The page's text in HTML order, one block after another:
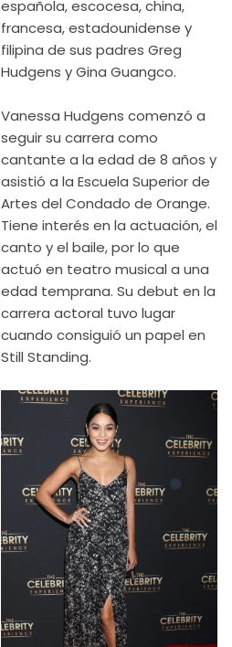
española, escocesa, china,
francesa, estadounidense y
filipina de sus padres Greg
Hudgens y Gina Guangco.
Vanessa Hudgens comenzó a
seguir su carrera como
cantante a la edad de 8 años y
asistió a la Escuela Superior de
Artes del Condado de Orange.
Tiene interés en la actuación, el
canto y el baile, por lo que
actuó en teatro musical a una
edad temprana. Su debut en la
carrera actoral tuvo lugar
cuando consiguió un papel en
Still Standing.